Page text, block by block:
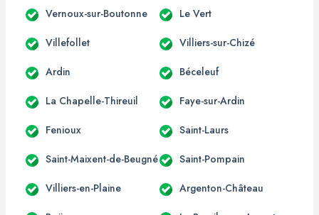
Vernoux-sur-Boutonne Le Vert
Villefollet Villiers-sur-Chizé
Ardin Béceleuf
La Chapelle-Thireuil Faye-sur-Ardin
Fenioux Saint-Laurs
Saint-Maixent-de-Beugné Saint-Pompain
Villiers-en-Plaine Argenton-Château